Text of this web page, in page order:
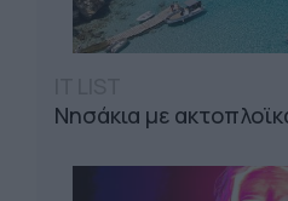
Νησάκια με